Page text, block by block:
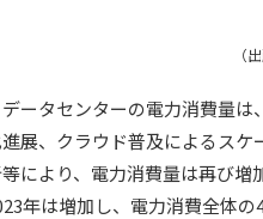
（
ータセンターの電力消費量は
展、クラウド普及によるス
により、電力消費量は再び増
年は増加し、電力消費全体の